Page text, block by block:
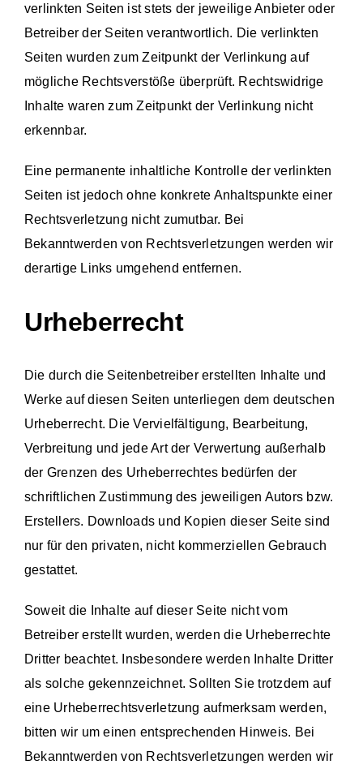
verlinkten Seiten ist stets der jeweilige Anbieter oder
Betreiber der Seiten verantwortlich. Die verlinkten
Seiten wurden zum Zeitpunkt der Verlinkung auf
mögliche Rechtsverstöße überprüft. Rechtswidrige
Inhalte waren zum Zeitpunkt der Verlinkung nicht
erkennbar.
Eine permanente inhaltliche Kontrolle der verlinkten
Seiten ist jedoch ohne konkrete Anhaltspunkte einer
Rechtsverletzung nicht zumutbar. Bei
Bekanntwerden von Rechtsverletzungen werden wir
derartige Links umgehend entfernen.
Urheberrecht
Die durch die Seitenbetreiber erstellten Inhalte und
Werke auf diesen Seiten unterliegen dem deutschen
Urheberrecht. Die Vervielfältigung, Bearbeitung,
Verbreitung und jede Art der Verwertung außerhalb
der Grenzen des Urheberrechtes bedürfen der
schriftlichen Zustimmung des jeweiligen Autors bzw.
Erstellers. Downloads und Kopien dieser Seite sind
nur für den privaten, nicht kommerziellen Gebrauch
gestattet.
Soweit die Inhalte auf dieser Seite nicht vom
Betreiber erstellt wurden, werden die Urheberrechte
Dritter beachtet. Insbesondere werden Inhalte Dritter
als solche gekennzeichnet. Sollten Sie trotzdem auf
eine Urheberrechtsverletzung aufmerksam werden,
bitten wir um einen entsprechenden Hinweis. Bei
Bekanntwerden von Rechtsverletzungen werden wir